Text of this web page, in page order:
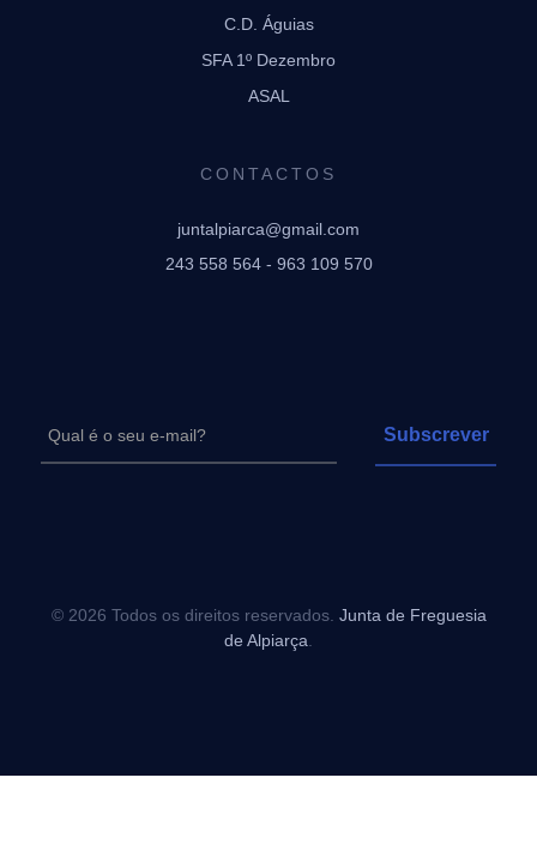
C.D. Águias
SFA 1º Dezembro
ASAL
CONTACTOS
juntalpiarca@gmail.com
243 558 564 - 963 109 570
© 2026 Todos os direitos reservados. Junta de Freguesia
de Alpiarça